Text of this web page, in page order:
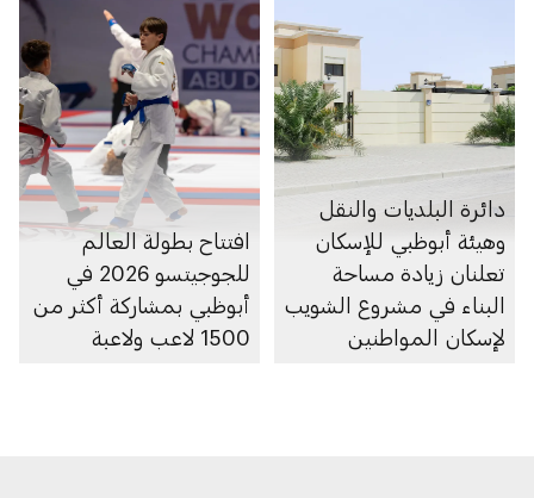
دائرة البلديات والنقل
وهيئة أبوظبي للإسكان
تعلنان زيادة مساحة
البناء في مشروع الشويب
لإسكان المواطنين
افتتاح بطولة العالم
للجوجيتسو 2026 في
أبوظبي بمشاركة أكثر من
1500 لاعب ولاعبة